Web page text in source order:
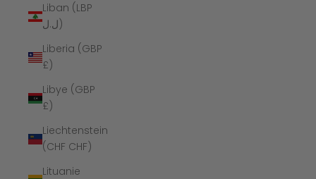
Liban (LBP
ل.ل)
Liberia (GBP
£)
Libye (GBP
£)
Liechtenstein
(CHF CHF)
Lituanie